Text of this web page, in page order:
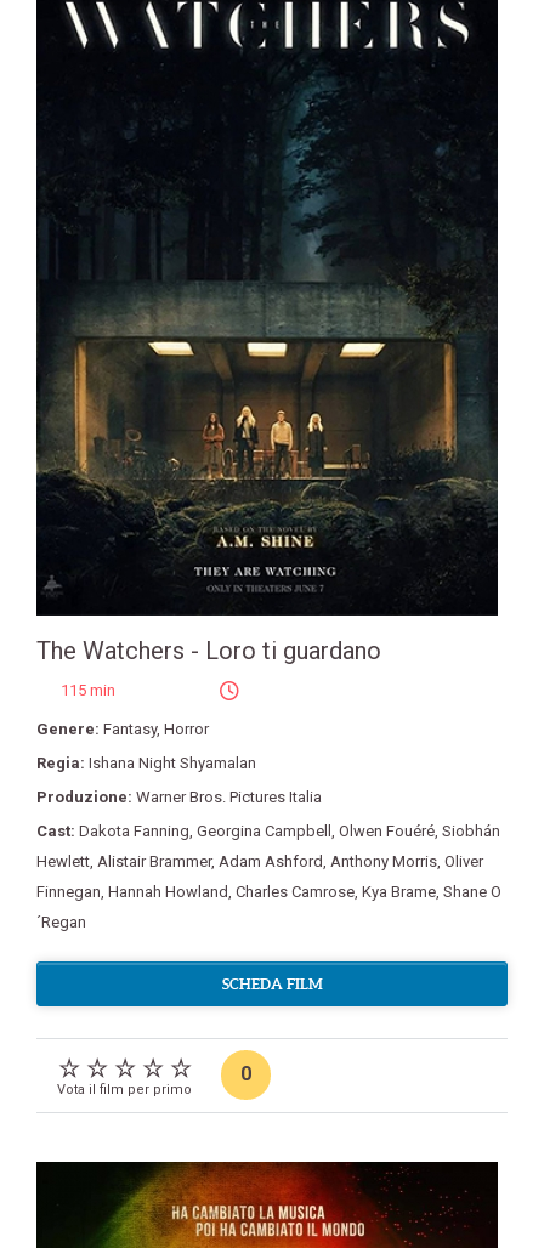
The Watchers - Loro ti guardano
115 min
Genere: Fantasy, Horror
Regia: Ishana Night Shyamalan
Produzione: Warner Bros. Pictures Italia
Cast: Dakota Fanning Georgina Campbell Olwen Fouéré Siobhán
Hewlett Alistair Brammer, Adam Ashford Anthony Morris Oliver
Finnegan Hannah Howland Charles Camrose Kya Brame Shane O
´Regan
SCHEDA FILM
Vota il film per primo
0